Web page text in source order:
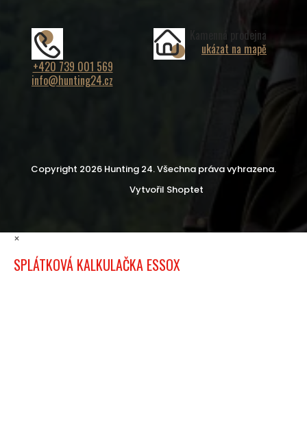
+420 739 001 569
info@hunting24.cz
Kamenná prodejna
ukázat na mapě
Vytvořil Shoptet
Copyright 2026 Hunting 24. Všechna práva vyhrazena.
×
SPLÁTKOVÁ KALKULAČKA ESSOX